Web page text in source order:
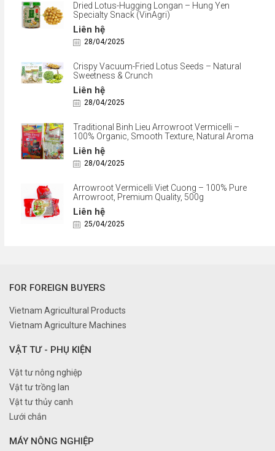
Dried Lotus-Hugging Longan – Hung Yen
Specialty Snack (VinAgri)
Liên hệ
28/04/2025
Crispy Vacuum-Fried Lotus Seeds – Natural
Sweetness & Crunch
Liên hệ
28/04/2025
Traditional Binh Lieu Arrowroot Vermicelli –
100% Organic, Smooth Texture, Natural Aroma
Liên hệ
28/04/2025
Arrowroot Vermicelli Viet Cuong – 100% Pure
Arrowroot, Premium Quality, 500g
Liên hệ
25/04/2025
FOR FOREIGN BUYERS
Vietnam Agricultural Products
Vietnam Agriculture Machines
VẬT TƯ - PHỤ KIỆN
Vật tư nông nghiệp
Vật tư trồng lan
Vật tư thủy canh
Lưới chắn
MÁY NÔNG NGHIỆP